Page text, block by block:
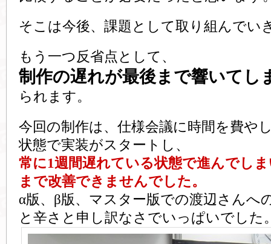
そこは今後、課題として取り組んでい
もう一つ反省点として、
制作の遅れが最後まで響いてし
られます。
今回の制作は、仕様会議に時間を費や
状態で実装がスタートし、
常に1週間遅れている状態で進んでし
まで改善できませんでした。
α版、β版、マスター版での渡辺さんへ
と辛さと申し訳なさでいっぱいでした